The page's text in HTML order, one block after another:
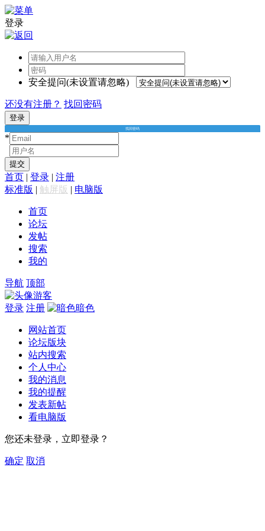
登录
安全提问(未设置请忽略)
还没有注册？ 找回密码
登录
找回密码
*
提交
首页 | 登录 | 注册
标准版 | 触屏版 | 电脑版
首页
论坛
发帖
搜索
我的
导航 顶部
游客
登录 注册 暗色
网站首页
论坛版块
站内搜索
个人中心
我的消息
我的提醒
发表新帖
看电脑版
您还未登录，立即登录？
确定 取消